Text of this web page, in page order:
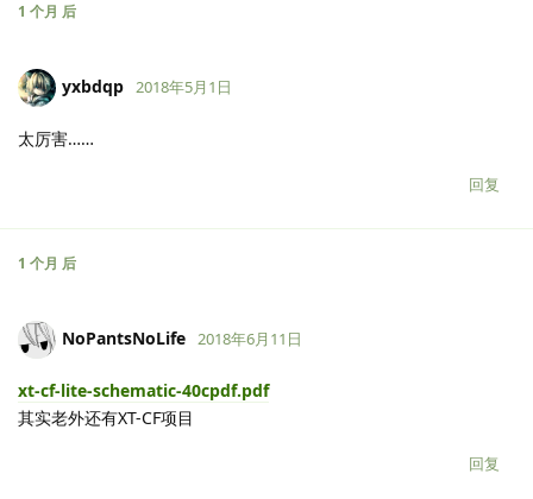
1 个月 后
yxbdqp 2018年5月1日
太厉害……
回复
1 个月 后
NoPantsNoLife 2018年6月11日
xt-cf-lite-schematic-40cpdf.pdf
其实老外还有XT-CF项目
回复